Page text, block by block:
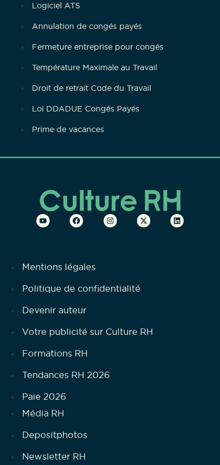
Logiciel ATS
Annulation de congés payés
Fermeture entreprise pour congés
Température Maximale au Travail
Droit de retrait Code du Travail
Loi DDADUE Congés Payés
Prime de vacances
Mentions légales
Politique de confidentialité
Devenir auteur
Votre publicité sur Culture RH
Formations RH
Tendances RH 2026
Paie 2026
Média RH
Depositphotos
Newsletter RH